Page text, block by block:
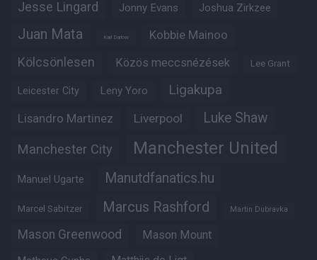
Jesse Lingard Jonny Evans Joshua Zirkzee
Juan Mata Karl Darlow Kobbie Mainoo
Kölcsönlesen Közös meccsnézések Lee Grant
Leicester City Leny Yoro Ligakupa
Lisandro Martinez Liverpool Luke Shaw
Manchester City Manchester United
Manuel Ugarte Manutdfanatics.hu
Marcel Sabitzer Marcus Rashford Martin Dubravka
Mason Greenwood Mason Mount